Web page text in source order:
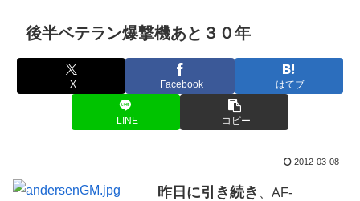
後半ベテラン爆撃機あと３０年
X Facebook はてブ
LINE コピー
2012-03-08
昨日に引き続き
、AF-